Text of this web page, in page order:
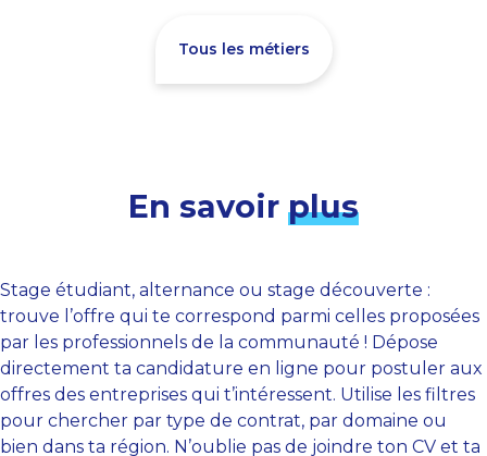
Tous les métiers
En savoir plus
Stage étudiant, alternance ou stage découverte :
trouve l’offre qui te correspond parmi celles proposées
par les professionnels de la communauté ! Dépose
directement ta candidature en ligne pour postuler aux
offres des entreprises qui t’intéressent. Utilise les filtres
pour chercher par type de contrat, par domaine ou
bien dans ta région. N’oublie pas de joindre ton CV et ta